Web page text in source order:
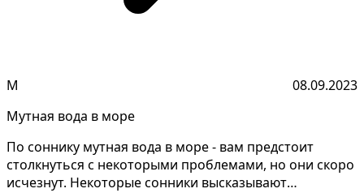
М
08.09.2023
Мутная вода в море
По соннику мутная вода в море - вам предстоит
столкнуться с некоторыми проблемами, но они скоро
исчезнут. Некоторые сонники высказывают